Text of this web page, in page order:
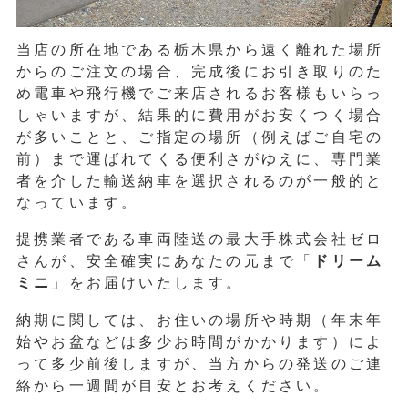
当店の所在地である栃木県から遠く離れた場所
からのご注文の場合、完成後にお引き取りのた
め電車や飛行機でご来店されるお客様もいらっ
しゃいますが、結果的に費用がお安くつく場合
が多いことと、ご指定の場所（例えばご自宅の
前）まで運ばれてくる便利さがゆえに、専門業
者を介した輸送納車を選択されるのが一般的と
なっています。
提携業者である車両陸送の最大手株式会社ゼロ
さんが、安全確実にあなたの元まで「
ドリーム
ミニ 」をお届けいたします。
納期に関しては、お住いの場所や時期（年末年
始やお盆などは多少お時間がかかります）によ
って多少前後しますが、当方からの発送のご連
絡から一週間が目安とお考えください。